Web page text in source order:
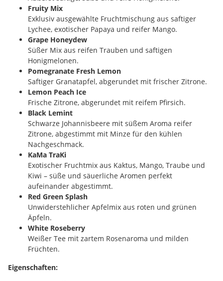
Fruity Mix
Exklusiv ausgewählte Fruchtmischung aus saftiger
Lychee, exotischer Papaya und reifer Mango.
Grape Honeydew
Süßer Mix aus reifen Trauben und saftigen
Honigmelonen.
Pomegranate Fresh Lemon
Saftiger Granatapfel, abgerundet mit frischer Zitrone.
Lemon Peach Ice
Frische Zitrone, abgerundet mit reifem Pfirsich.
Black Lemint
Schwarze Johannisbeere mit süßem Aroma reifer
Zitrone, abgestimmt mit Minze für den kühlen
Nachgeschmack.
KaMa TraKi
Exotischer Fruchtmix aus Kaktus, Mango, Traube und
Kiwi – süße und säuerliche Aromen perfekt
aufeinander abgestimmt.
Red Green Splash
Unwiderstehlicher Apfelmix aus roten und grünen
Äpfeln.
White Roseberry
Weißer Tee mit zartem Rosenaroma und milden
Früchten.
Eigenschaften: